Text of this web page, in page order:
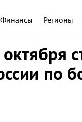
Финансы Регионы
по